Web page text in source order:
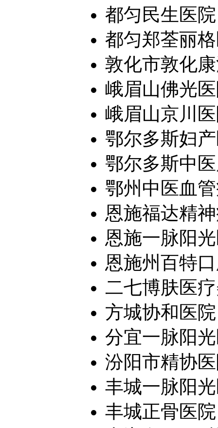
都匀民生医院
都匀郑荃丽
敦化市敦化
峨眉山佛光
峨眉山京川
鄂尔多斯妇
鄂尔多斯中
鄂州中医血
恩施福达精
恩施一脉阳
恩施州百特
二七博肤医
方城协和医院
分宜一脉阳
汾阳市精协
丰城一脉阳
丰城正骨医院